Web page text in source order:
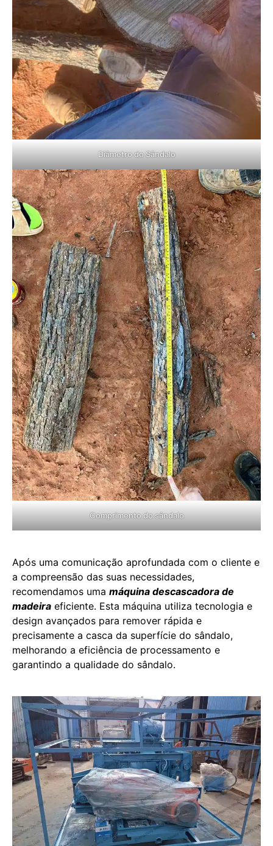
Diâmetro do Sândalo
Comprimento do sândalo
Após uma comunicação aprofundada com o cliente e
a compreensão das suas necessidades,
recomendamos uma máquina descascadora de
madeira eficiente. Esta máquina utiliza tecnologia e
design avançados para remover rápida e
precisamente a casca da superfície do sândalo,
melhorando a eficiência de processamento e
garantindo a qualidade do sândalo.